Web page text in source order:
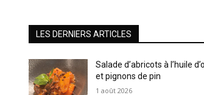
LES DERNIERS ARTICLES
Salade d’abricots à l’huile
et pignons de pin
1 août 2026